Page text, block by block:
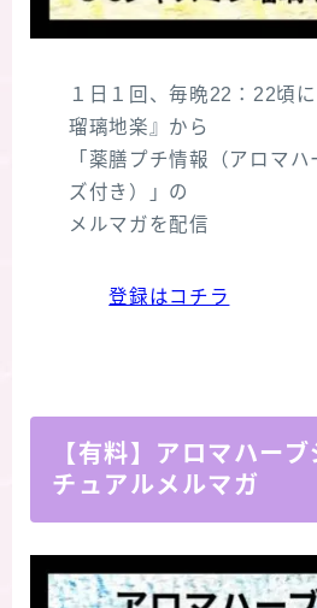
１日１回、毎晩22：22頃
瑠璃地楽』から
「薬膳プチ情報（アロマ
ズ付き）」の
メルマガを配信
登録はコチラ
【有料】アロマハー
チュアルメルマガ